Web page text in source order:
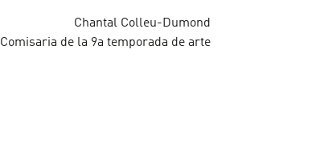
Chantal Colleu-Dumond
Comisaria de la 9a temporada de arte